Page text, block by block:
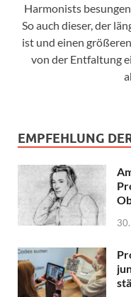
Harmonists
So auch dieser, der
ist und einen
von der Entfaltung
EMPFEHLUNG